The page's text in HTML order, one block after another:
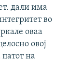
дали има
во
оваа
овој
на